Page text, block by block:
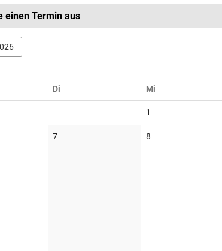
einen Termin aus
Di Mi
1
Veranstaltungen
7Keine
8